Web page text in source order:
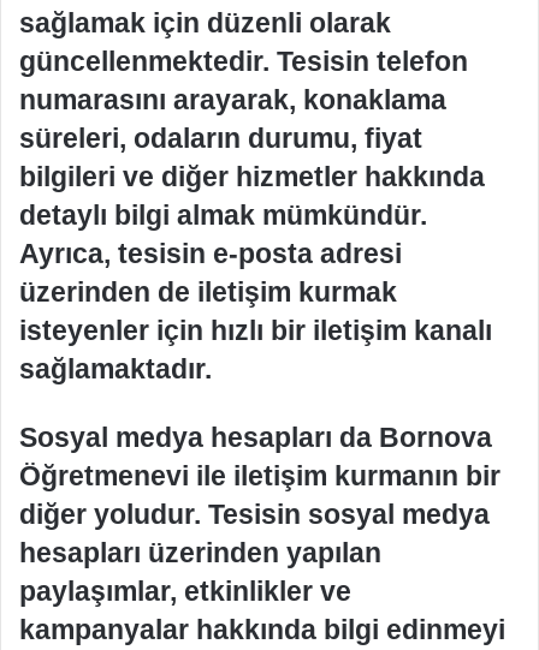
sağlamak için düzenli olarak
güncellenmektedir. Tesisin telefon
numarasını arayarak, konaklama
süreleri, odaların durumu, fiyat
bilgileri ve diğer hizmetler hakkında
detaylı bilgi almak mümkündür.
Ayrıca, tesisin e-posta adresi
üzerinden de iletişim kurmak
isteyenler için hızlı bir iletişim kanalı
sağlamaktadır.
Sosyal medya hesapları da Bornova
Öğretmenevi ile iletişim kurmanın bir
diğer yoludur. Tesisin sosyal medya
hesapları üzerinden yapılan
paylaşımlar, etkinlikler ve
kampanyalar hakkında bilgi edinmeyi